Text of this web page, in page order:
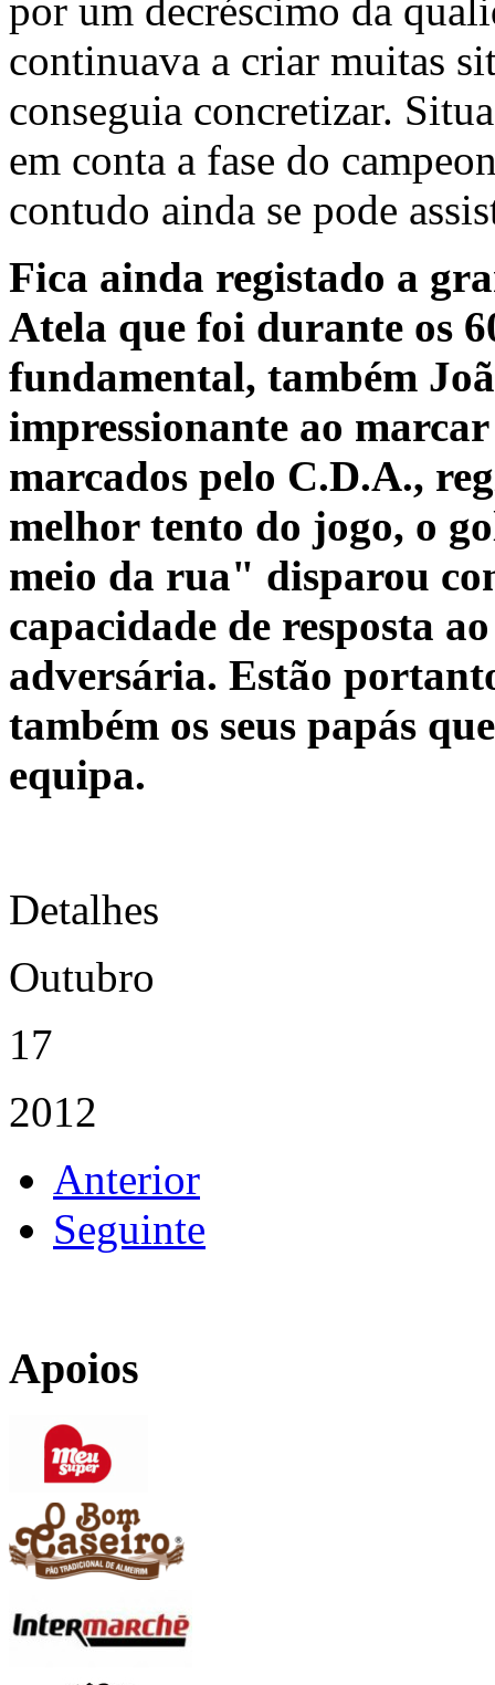
por um decréscimo da
continuava a criar muitas
conseguia concretizar.
em conta a fase do
contudo ainda se pode
Fica ainda registado a
Atela que foi durante os
fundamental, também
impressionante ao
marcados pelo C.D.A.,
melhor tento do jogo, o
meio da rua" disparou
capacidade de resposta
adversária. Estão
também os seus papás
equipa.
Detalhes
Outubro
17
2012
Anterior
Seguinte
Apoios